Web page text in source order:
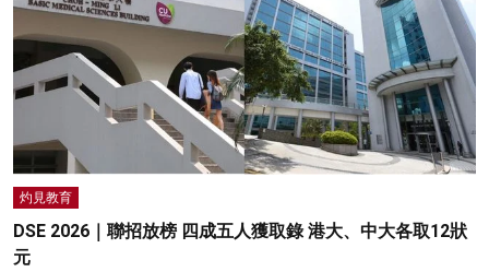
灼見教育
DSE 2026｜聯招放榜 四成五人獲取錄 港大、中大各取12狀
元